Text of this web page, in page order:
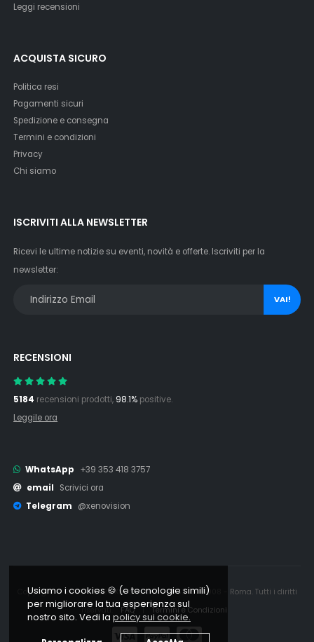
Leggi recensioni
ACQUISTA SICURO
Politica resi
Pagamenti sicuri
Spedizione e consegna
Termini e condizioni
Privacy
Chi siamo
ISCRIVITI ALLA NEWSLETTER
Ricevi le ultime notizie su eventi, novità e offerte. Iscriviti per la
newsletter:
VAI!
RECENSIONI
5184 recensioni prodotti, 98.1% positive.
Leggile ora
WhatsApp
+39 353 418 3757
email
Scrivici ora
Telegram
@xenovision
Copyright © 2006 - 2026 Xenovision.it - IT16245761008 - Roma. Tutti i diritti
riservati.
FAQ | Termini e Condizioni
Usiamo i cookies 🍪 (e tecnologie simili)
per migliorare la tua esperienza sul
nostro sito. Vedi la policy sui cookie.